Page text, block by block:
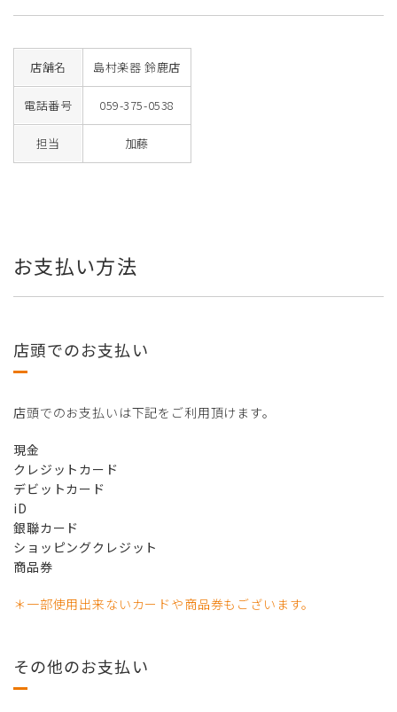
店舗名 島村楽器 鈴鹿店
電話番号 059-375-0538
担当 加藤
お支払い方法
店頭でのお支払い
店頭でのお支払いは下記をご利用頂けます。
現金
クレジットカード
デビットカード
iD
銀聯カード
ショッピングクレジット
商品券
＊一部使用出来ないカードや商品券もございます。
その他のお支払い